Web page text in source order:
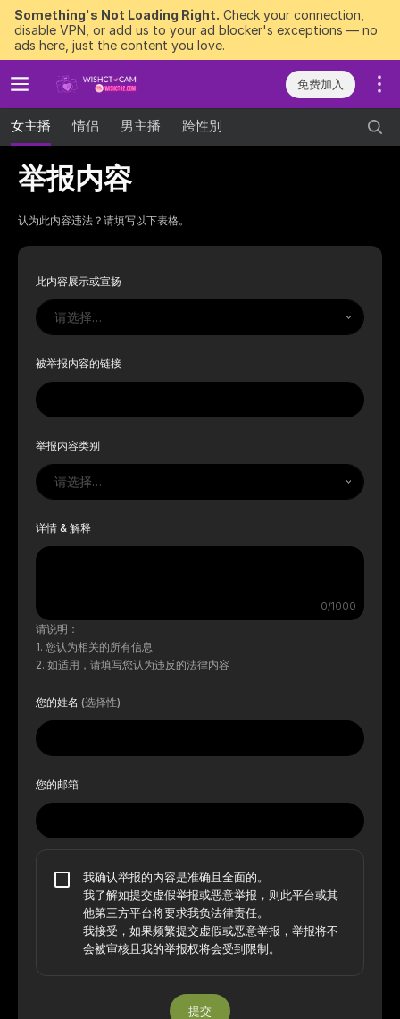
Something's Not Loading Right. Check your connection,
disable VPN, or add us to your ad blocker's exceptions — no
ads here, just the content you love.
免费加入
女主播 情侣 男主播 跨性別
举报内容
认为此内容违法？请填写以下表格。
此内容展示或宣扬
请选择…
被举报内容的链接
举报内容类别
请选择…
详情 & 解释
0/1000
请说明：
您认为相关的所有信息
如适用，请填写您认为违反的法律内容
您的姓名 (选择性)
您的邮箱
我确认举报的内容是准确且全面的。
我了解如提交虚假举报或恶意举报，则此平台或其
他第三方平台将要求我负法律责任。
我接受，如果频繁提交虚假或恶意举报，举报将不
会被审核且我的举报权将会受到限制。
提交